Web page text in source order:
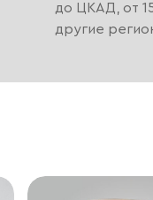
до ЦКАД, от
другие